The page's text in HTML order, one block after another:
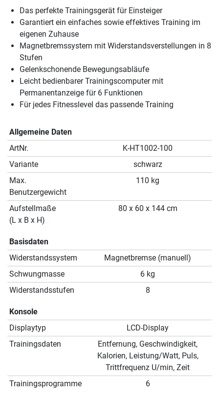
Das perfekte Trainingsgerät für Einsteiger
Garantiert ein einfaches sowie effektives Training im
eigenen Zuhause
Magnetbremssystem mit Widerstandsverstellungen in 8
Stufen
Gelenkschonende Bewegungsabläufe
Leicht bedienbarer Trainingscomputer mit
Permanentanzeige für 6 Funktionen
Für jedes Fitnesslevel das passende Training
Allgemeine Daten
ArtNr.
K-HT1002-100
Variante
schwarz
Max.
Benutzergewicht
110 kg
Aufstellmaße
(L x B x H)
80 x 60 x 144 cm
Basisdaten
Widerstandssystem
Magnetbremse (manuell)
Schwungmasse
6 kg
Widerstandsstufen
8
Konsole
Displaytyp
LCD-Display
Trainingsdaten
Entfernung, Geschwindigkeit,
Kalorien, Leistung/Watt, Puls,
Trittfrequenz U/min, Zeit
Trainingsprogramme
6